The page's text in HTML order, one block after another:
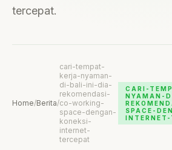
tercepat.
Home/Berita/
cari-tempat-
kerja-nyaman-
di-bali-ini-dia-
rekomendasi-
co-working-
space-dengan-
koneksi-
internet-
tercepat
CARI-
NYAMAN-
SPACE-
INTERNET-